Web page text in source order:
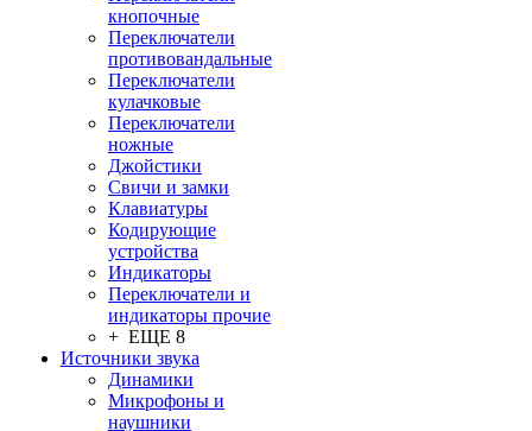
кнопочные
Переключатели
противовандальные
Переключатели
кулачковые
Переключатели
ножные
Джойстики
Свичи и замки
Клавиатуры
Кодирующие
устройства
Индикаторы
Переключатели и
индикаторы прочие
+ ЕЩЕ 8
Источники звука
Динамики
Микрофоны и
наушники